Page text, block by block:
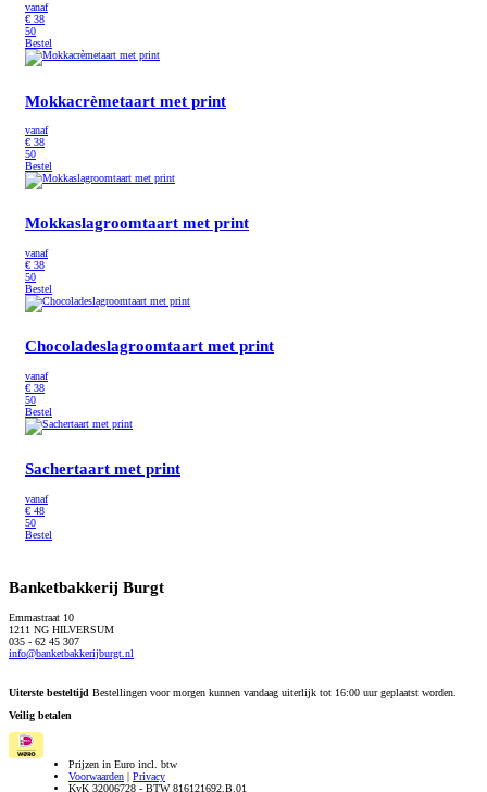
vanaf
€ 38
50
Bestel
Mokkacrèmetaart met print
vanaf
€ 38
50
Bestel
Mokkaslagroomtaart met print
vanaf
€ 38
50
Bestel
Chocoladeslagroomtaart met print
vanaf
€ 38
50
Bestel
Sachertaart met print
vanaf
€ 48
50
Bestel
Banketbakkerij Burgt
Emmastraat 10
1211 NG HILVERSUM
035 - 62 45 307
info@banketbakkerijburgt.nl
Uiterste besteltijd Bestellingen voor morgen kunnen vandaag uiterlijk tot 16:00 uur geplaatst worden.
Veilig betalen
Prijzen in Euro incl. btw
Voorwaarden | Privacy
KvK 32006728 - BTW 816121692.B.01